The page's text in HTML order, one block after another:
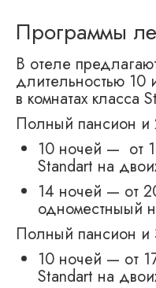
Программы
В отеле
длительностью
в комнатах класса
Полный пансион и
10 ночей — от
Standart на
14 ночей — от
одноместныый
Полный пансион и
10 ночей — от
Standart на